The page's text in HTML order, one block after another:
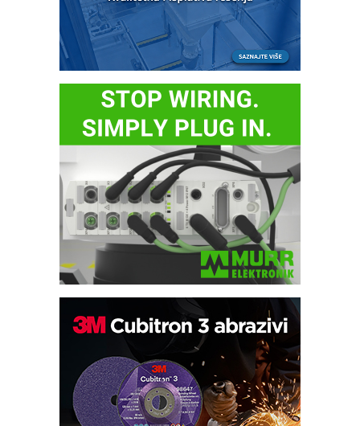
Potpuna efikasnost bez složenih
sistema
Trajna oznaka kao dugoročna korist
Bezbednost na prvom mestu!